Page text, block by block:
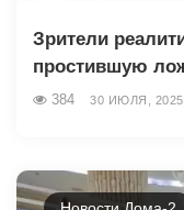
Зрители
простившую
384 30 ИЮЛЯ, 2025